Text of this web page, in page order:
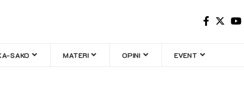
SAKO MATERI OPINI EVENT